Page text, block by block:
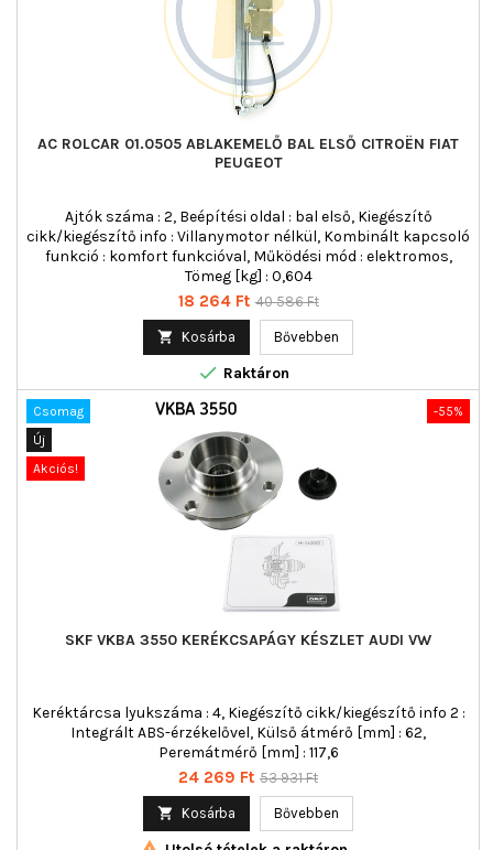
AC ROLCAR 01.0505 ABLAKEMELŐ BAL ELSŐ CITROËN FIAT
PEUGEOT
Ajtók száma : 2, Beépítési oldal : bal első, Kiegészítő
cikk/kiegészítő info : Villanymotor nélkül, Kombinált kapcsoló
funkció : komfort funkcióval, Működési mód : elektromos,
Tömeg [kg] : 0,604
Ár
18 264 Ft Normál
40 586 Ft
 Kosárba Bővebben
 Raktáron
-55%
Csomag
Új
Akciós!
SKF VKBA 3550 KERÉKCSAPÁGY KÉSZLET AUDI VW
Keréktárcsa lyukszáma : 4, Kiegészítő cikk/kiegészítő info 2 :
Integrált ABS-érzékelővel, Külső átmérő [mm] : 62,
Peremátmérő [mm] : 117,6
Ár
24 269 Ft Normál
53 931 Ft
 Kosárba Bővebben